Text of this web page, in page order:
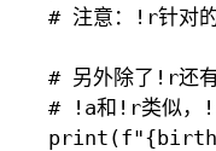
# 注意：!r针对的
# 另外除了!r还
# !a和!r类似，!s